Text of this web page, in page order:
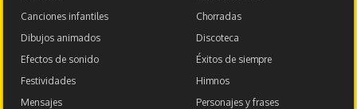
Canciones infantiles
Chorradas
Dibujos animados
Discoteca
Efectos de sonido
Éxitos de siempre
Festividades
Himnos
Mensajes
Personajes y frases